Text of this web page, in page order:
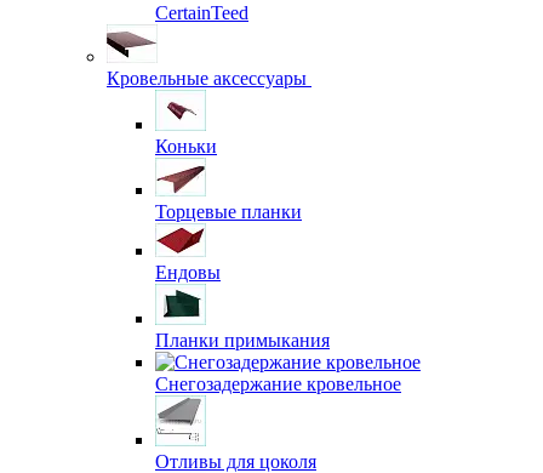
CertainTeed
Кровельные аксессуары
Коньки
Торцевые планки
Ендовы
Планки примыкания
Снегозадержание кровельное
Отливы для цоколя